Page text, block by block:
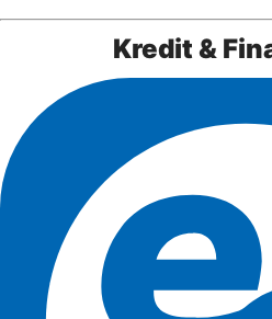
Kredit &